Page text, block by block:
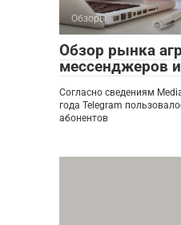
Обзоры
Обзор рынка
мессенджеров
Согласно сведениям
года Telegram
абонентов